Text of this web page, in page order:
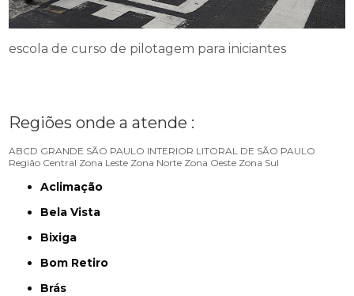
escola de curso de pilotagem para iniciantes
Regiões onde a atende :
ABCD GRANDE SÃO PAULO INTERIOR LITORAL DE SÃO PAULO
Região Central Zona Leste Zona Norte Zona Oeste Zona Sul
Aclimação
Bela Vista
Bixiga
Bom Retiro
Brás